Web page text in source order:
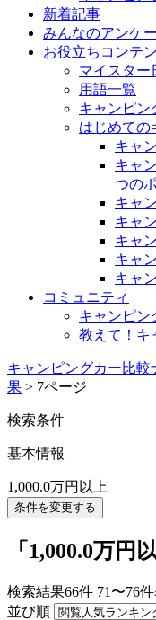
新着記事
みんなのアンケ
お役立ちコンテ
マイスター
用語一覧
キャンピン
はじめての
キャ
キャ
つの
キャ
キャ
キャ
キャ
キャ
コミュニティ
キャンピン
教えて！キ
キャンピングカー比較
果 > 7ページ
検索条件
基本情報
1,000.0万円以上
条件を変更する
「1,000.0万円
検索結果66件 71〜76
並び順